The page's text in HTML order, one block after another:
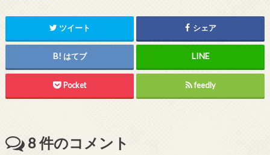
ツイート シェア
はてブ
Pocket feedly
8件のコメント